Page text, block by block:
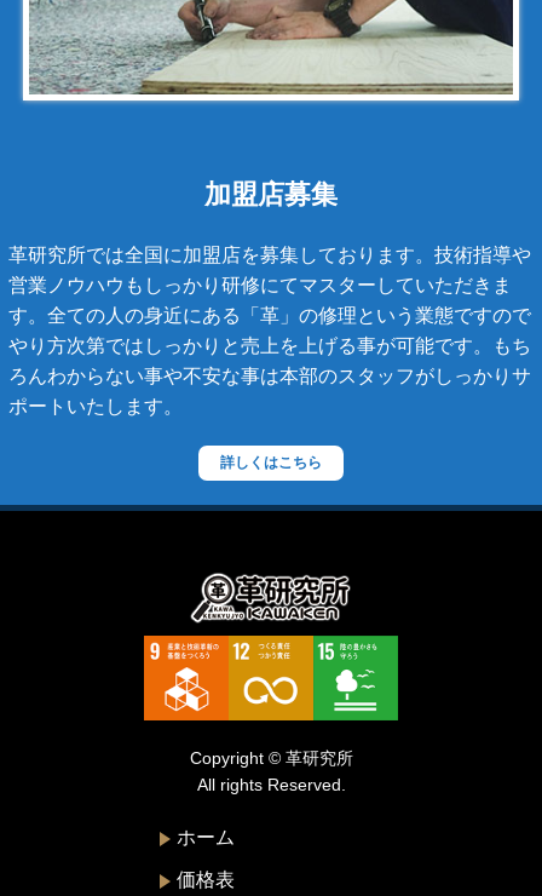
アンティグアライン
カンボンライン
キャビアスキン
スコッチグレイン
ステラーズ
セリーヌ
ダニエル・ボブ
ディーゼル
トゥモローランド
ドルチェ&ガッバーナ
加盟店募集
革研究所では全国に加盟店を募集しております。技術指導や
営業ノウハウもしっかり研修にてマスターしていただきま
す。全ての人の身近にある「革」の修理という業態ですので
やり方次第ではしっかりと売上を上げる事が可能です。もち
ろんわからない事や不安な事は本部のスタッフがしっかりサ
ポートいたします。
詳しくはこちら
Copyright © 革研究所
All rights Reserved.
ホーム
価格表